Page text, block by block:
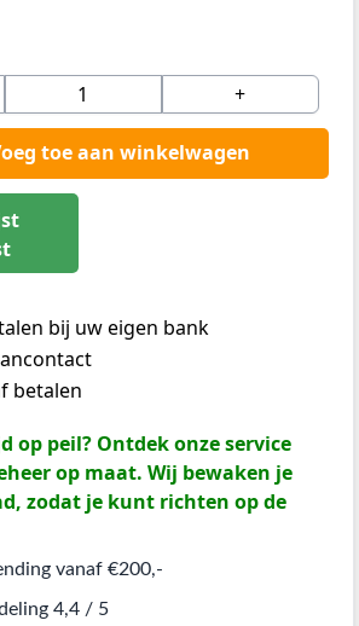
+
toe aan winkelwagen
op peil? Ontdek onze service
op maat. Wij bewaken je
zodat je kunt richten op de
vanaf €200,-
4,4 / 5